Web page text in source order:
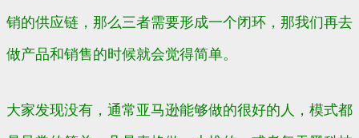
销的供应链，那么三者需要形成一个闭环，那我们再去
做产品和销售的时候就会觉得简单。
大家发现没有，通常亚马逊能够做的很好的人，模式都